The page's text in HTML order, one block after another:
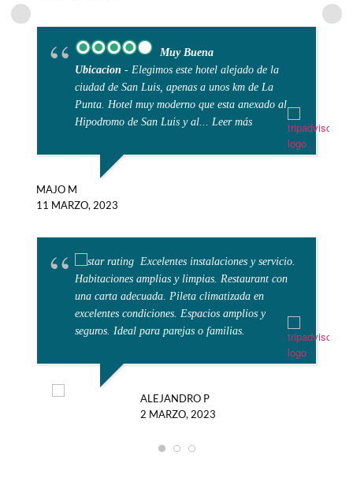
Muy Buena
Ubicacion - Elegimos este hotel alejado de la
ciudad de San Luis, apenas a unos km de La
Punta. Hotel muy moderno que esta anexado al
Hipodromo de San Luis y al... Leer más
MAJO M
11 MARZO, 2023
Excelentes instalaciones y servicio.
Habitaciones amplias y limpias. Restaurant con
una carta adecuada. Pileta climatizada en
excelentes condiciones. Espacios amplios y
seguros. Ideal para parejas o familias.
ALEJANDRO P
2 MARZO, 2023